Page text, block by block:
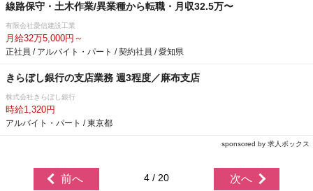
線路保守・土木作業/異業種から転職・月収32.5万〜
有限会社愛信建設工業
月給32万5,000円～
正社員 / アルバイト・パート / 契約社員 / 愛知県
きらぼし銀行の支店業務 週3程度／麻布支店
株式会社きらぼし銀行
時給1,320円
アルバイト・パート / 東京都
sponsored by 求人ボックス
前へ 4 / 20 次へ